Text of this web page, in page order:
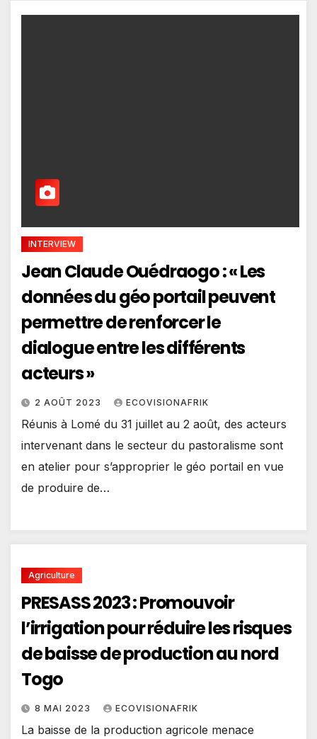
INTERVIEW
Jean Claude Ouédraogo : « Les
données du géo portail peuvent
permettre de renforcer le
dialogue entre les différents
acteurs »
2 AOÛT 2023 ECOVISIONAFRIK
Réunis à Lomé du 31 juillet au 2 août, des acteurs
intervenant dans le secteur du pastoralisme sont
en atelier pour s’approprier le géo portail en vue
de produire de…
Agriculture
PRESASS 2023 : Promouvoir
l’irrigation pour réduire les risques
de baisse de production au nord
Togo
8 MAI 2023 ECOVISIONAFRIK
La baisse de la production agricole menace